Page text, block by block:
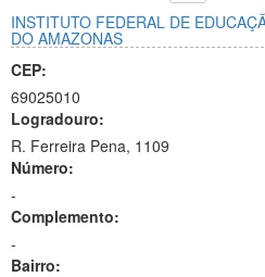
INSTITUTO FEDERAL DE
DO AMAZONAS
CEP:
69025010
Logradouro:
R. Ferreira Pena, 1109
Número:
-
Complemento:
-
Bairro: